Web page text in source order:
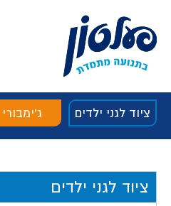
דלג לסרגל הניווט
דלג לתפריט ציוד
אודות החברה
דלג לסוף העמוד
ציוד לגני ילדים ג'ימבורי
ציוד לגני ילדים